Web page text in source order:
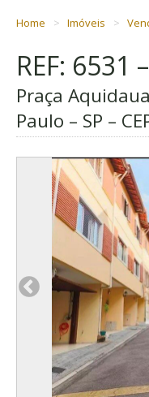
Home Imóveis
REF: 6531
Praça
Paulo – SP –